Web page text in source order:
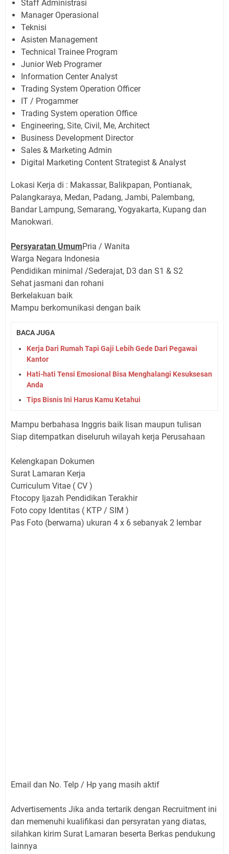
Staff Administrasi
Manager Operasional
Teknisi
Asisten Management
Technical Trainee Program
Junior Web Programer
Information Center Analyst
Trading System Operation Officer
IT / Progammer
Trading System operation Office
Engineering, Site, Civil, Me, Architect
Business Development Director
Sales & Marketing Admin
Digital Marketing Content Strategist & Analyst
Lokasi Kerja di : Makassar, Balikpapan, Pontianak,
Palangkaraya, Medan, Padang, Jambi, Palembang,
Bandar Lampung, Semarang, Yogyakarta, Kupang dan
Manokwari.
Persyaratan UmumPria / Wanita
Warga Negara Indonesia
Pendidikan minimal /Sederajat, D3 dan S1 & S2
Sehat jasmani dan rohani
Berkelakuan baik
Mampu berkomunikasi dengan baik
BACA JUGA
Kerja Dari Rumah Tapi Gaji Lebih Gede Dari Pegawai
Kantor
Hati-hati Tensi Emosional Bisa Menghalangi Kesuksesan
Anda
Tips Bisnis Ini Harus Kamu Ketahui
Mampu berbahasa Inggris baik lisan maupun tulisan
Siap ditempatkan diseluruh wilayah kerja Perusahaan
Kelengkapan Dokumen
Surat Lamaran Kerja
Curriculum Vitae ( CV )
Ftocopy Ijazah Pendidikan Terakhir
Foto copy Identitas ( KTP / SIM )
Pas Foto (berwarna) ukuran 4 x 6 sebanyak 2 lembar
Email dan No. Telp / Hp yang masih aktif
Advertisements Jika anda tertarik dengan Recruitment ini
dan memenuhi kualifikasi dan persyratan yang diatas,
silahkan kirim Surat Lamaran beserta Berkas pendukung
lainnya